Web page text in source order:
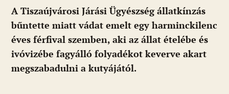
k p
A Tiszaújvárosi Járási Ügyészség állatkínzás
bűntette miatt vádat emelt egy harminckilenc
éves férfival szemben, aki az állat ételébe és
ivóvizébe fagyálló folyadékot keverve akart
megszabadulni a kutyájától.